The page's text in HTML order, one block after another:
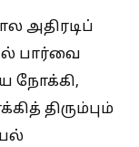
அதிரடிப்
பார்வை
நோக்கி,
திரும்பும்